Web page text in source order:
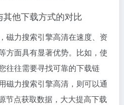
他下载方式的对比
磁力搜索引擎高清在速度、资
方面具有显著优势。比如，使
往往需要寻找可靠的下载链
磁力搜索引擎高清，则可以通
节点获取数据，大大提高下载